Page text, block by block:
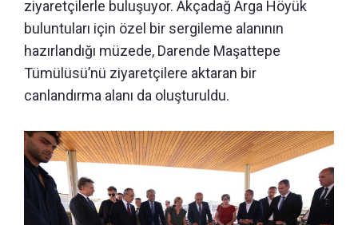
ziyaretçilerle buluşuyor. Akçadağ Arga Höyük
buluntuları için özel bir sergileme alanının
hazırlandığı müzede, Darende Maşattepe
Tümülüsü’nü ziyaretçilere aktaran bir
canlandırma alanı da oluşturuldu.